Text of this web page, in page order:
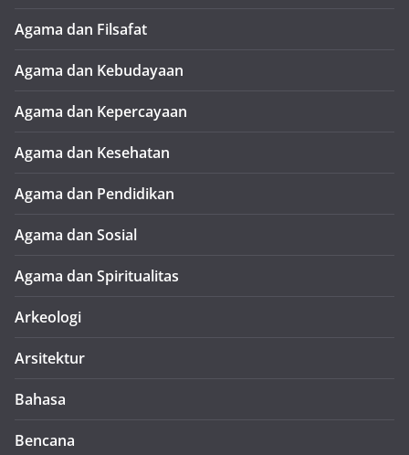
Agama dan Filsafat
Agama dan Kebudayaan
Agama dan Kepercayaan
Agama dan Kesehatan
Agama dan Pendidikan
Agama dan Sosial
Agama dan Spiritualitas
Arkeologi
Arsitektur
Bahasa
Bencana